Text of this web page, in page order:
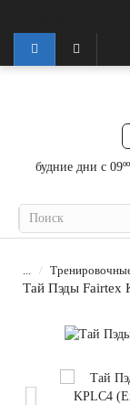
будние дни с
...
Тай Пэды Fairtex